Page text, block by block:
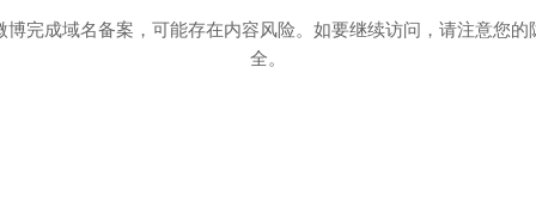
博完成域名备案，可能存在内容风险。如要继续访问，请注意您的
全。